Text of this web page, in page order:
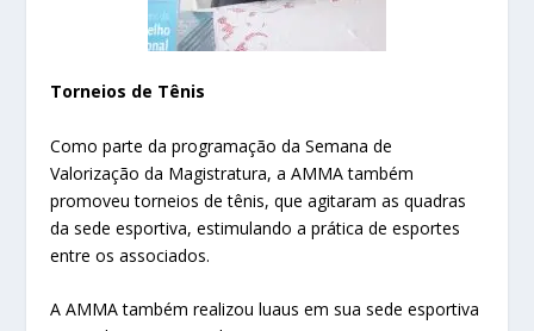
Torneios de Tênis
Como parte da programação da Semana de
Valorização da Magistratura, a AMMA também
promoveu torneios de tênis, que agitaram as quadras
da sede esportiva, estimulando a prática de esportes
entre os associados.
A AMMA também realizou luaus em sua sede esportiva